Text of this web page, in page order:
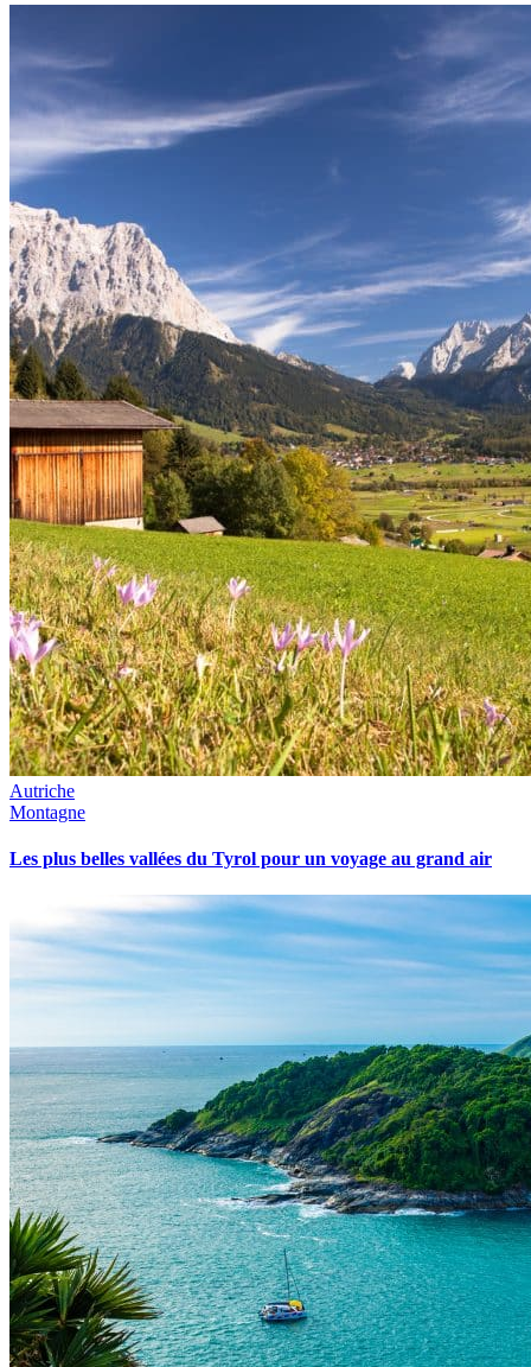
Autriche
Montagne
Les plus belles vallées du Tyrol pour un voyage au grand air